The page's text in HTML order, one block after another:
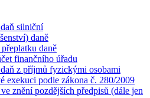
silniční
daně
daně
finančního úřadu
z příjmů fyzickými osobami
exekuci podle zákona č. 280/2009
znění pozdějších předpisů (dále jen